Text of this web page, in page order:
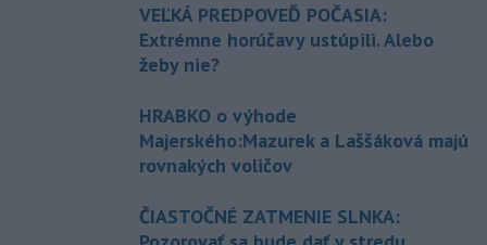
VEĽKÁ PREDPOVEĎ POČASIA:
Extrémne horúčavy ustúpili. Alebo
žeby nie?
HRABKO o výhode
Majerského:Mazurek a Laššáková majú
rovnakých voličov
ČIASTOČNÉ ZATMENIE SLNKA: